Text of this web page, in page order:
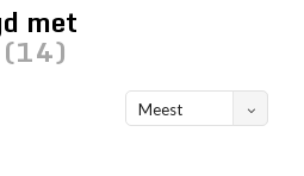
met
(14)
Meest